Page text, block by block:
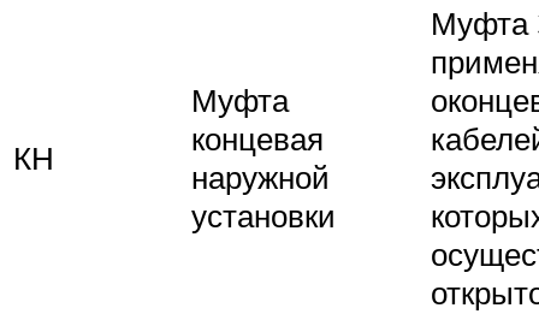
КН
Муфта
концевая
наружной
установки
Муфта